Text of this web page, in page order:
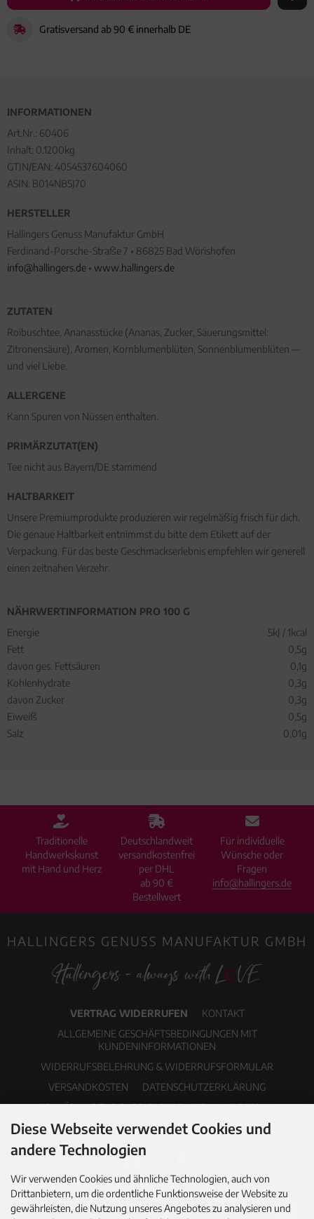
Gratisversand ab 90 € innerhalb DE
INFORMATIONEN
Art.Nr.: 60406
Inhalt: 0.1200kg
GTIN/EAN: 4054537604060
ASIN: B014NB5J70
HERSTELLER
Hallingers Genuss Manufaktur GmbH
Ferdinand-Porsche-Straße 7 • 86825 Bad Wörishofen
info@hallingers.de • www.hallingers.de
ZUTATEN
Roibuschtee, Ananasstücke (Ananas, Zucker, Säuerungsmittel:
Zitronensäure), Aromen, Kornblumenblüten, Sonnenblumenblüten —
und viel Liebe.
ALLERGENE
Kann Spuren von Nüssen enthalten.
PRIMÄRZUTAT(EN)
Tee nicht aus Bayern/DE stammend
HALTBARKEIT
Unsere Premiumprodukte produzieren wir regelmäßig frisch für dich.
Die genaue Haltbarkeit entnimmst du bitte dem Etikett auf der
Verpackung. Für das beste Geschmackserlebnis empfehlen wir generell
einen zeitnahen Verzehr.
NÄHRWERTINFORMATION PRO 100 G
Energie
5kJ / 1kcal
Fett
0,5g
davon ges. Fettsäuren
0,1g
Kohlenhydrate
0,3g
davon Zucker
0,3g
Eiweiß
0,5g
Salz
0,01g
Traditionelle
Handwerkskunst
mit Hand und Herz
Deutschlandweit
versandkostenfrei
per DHL
ab 90 €
Bestellwert
Für individuelle
Wünsche oder
Fragen
info@hallingers.de
HALLINGERS GENUSS MANUFAKTUR GMBH
VERTRAG WIDERRUFEN
KONTAKT
ALLGEMEINE GESCHÄFTSBEDINGUNGEN MIT
KUNDENINFORMATIONEN
WIDERRUFSBELEHRUNG & WIDERRUFSFORMULAR
VERSANDKOSTEN
DATENSCHUTZERKLÄRUNG
ERKLÄRUNG ZUR BARRIEREFREIHEIT
IMPRESSUM
COOKIE EINSTELLUNGEN
PDF-KATALOG NEWSLETTER
Diese Webseite verwendet Cookies und
andere Technologien
Wir verwenden Cookies und ähnliche Technologien, auch von
Drittanbietern, um die ordentliche Funktionsweise der Website zu
gewährleisten, die Nutzung unseres Angebotes zu analysieren und